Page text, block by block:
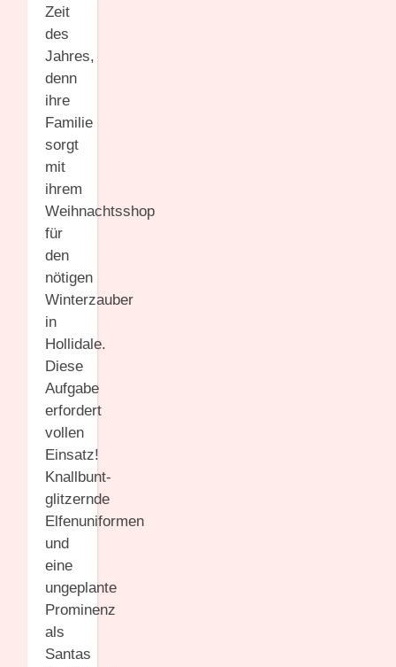
Zeit
des
Jahres,
denn
ihre
Familie
sorgt
mit
ihrem
Weihnachtsshop
für
den
nötigen
Winterzauber
in
Hollidale.
Diese
Aufgabe
erfordert
vollen
Einsatz!
Knallbunt-
glitzernde
Elfenuniformen
und
eine
ungeplante
Prominenz
als
Santas